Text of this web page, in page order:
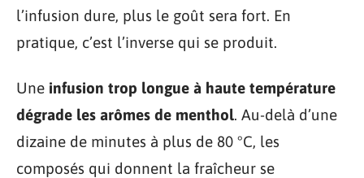
l’infusion dure, plus le goût sera fort. En
pratique, c’est l’inverse qui se produit.
Une infusion trop longue à haute température
dégrade les arômes de menthol. Au-delà d’une
dizaine de minutes à plus de 80 °C, les
composés qui donnent la fraîcheur se